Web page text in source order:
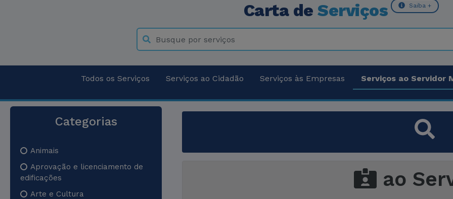
Carta de Serviços Saiba +
Todos os Serviços Serviços ao Cidadão Serviços às Empresas Serviços ao Servidor
Categorias
Animais
Aprovação e licenciamento de
edificações
Arte e Cultura
ao